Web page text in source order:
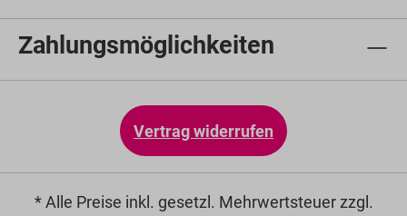
Zahlungsmöglichkeiten
Vertrag widerrufen
* Alle Preise inkl. gesetzl. Mehrwertsteuer zzgl.